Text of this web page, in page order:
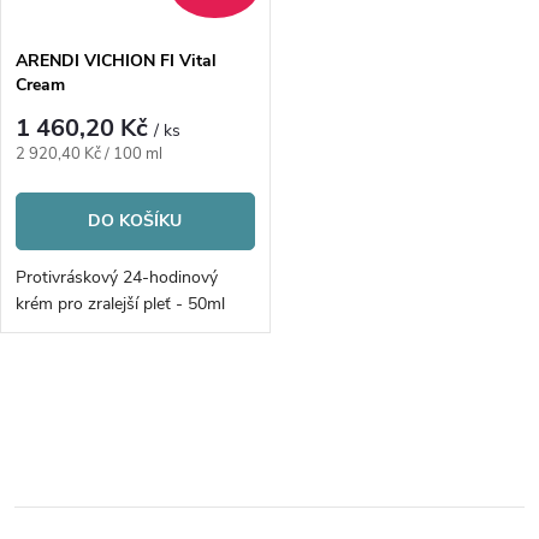
p
r
o
d
u
ů
s
p
r
o
d
u
ARENDI VICHION FI Vital
Cream
1 460,20 Kč/ ks
Měrná
2 920,40 Kč / 100 ml
DO KOŠÍKU
Protivráskový 24-hodinový
krém pro zralejší pleť - 50ml
l